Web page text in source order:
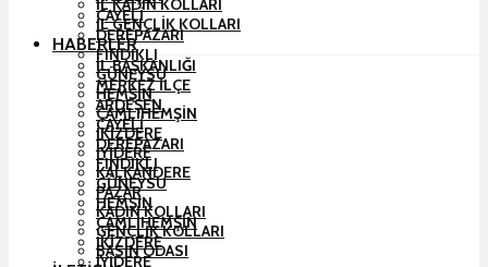
ÇAYELI
DEREPAZARI
FINDIKLI
GÜNEYSU
HEMŞIN
ÇAMLIHEMŞIN
İKIZDERE
İYIDERE
KALKANDERE
PAZAR
KADIN KOLLARI
GENÇLIK KOLLARI
BASIN ODASI
İL KADIN KOLLARI
İL GENÇLIK KOLLARI
HABERLER
İL BAŞKANLIĞI
MERKEZ İLÇE
ARDEŞEN
ÇAYELI
DEREPAZARI
FINDIKLI
GÜNEYSU
HEMŞIN
ÇAMLIHEMŞIN
İKIZDERE
İYIDERE